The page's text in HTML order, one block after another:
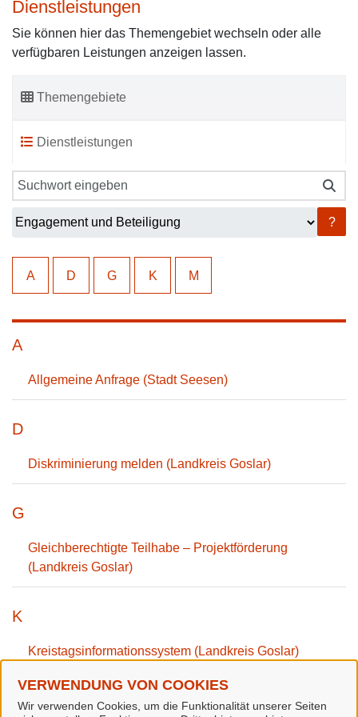
VERWENDUNG VON COOKIES
Wir verwenden Cookies, um die Funktionalität unserer Seiten
Dienstleistungen
Sie können hier das Themengebiet wechseln oder alle
verfügbaren Leistungen anzeigen lassen.
Themengebiete
Dienstleistungen
?
A D G K M
A
Allgemeine Anfrage (Stadt Seesen)
D
Diskriminierung melden (Landkreis Goslar)
G
Gleichberechtigte Teilhabe – Projektförderung
(Landkreis Goslar)
K
Kreistagsinformationssystem (Landkreis Goslar)
M